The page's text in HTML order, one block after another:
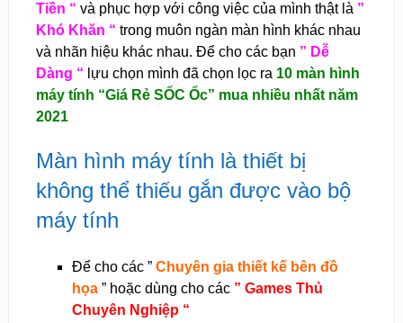
Tiền “ và phục hợp với công việc của mình thật là ”
Khó Khăn “ trong muôn ngàn màn hình khác nhau
và nhãn hiệu khác nhau. Để cho các bạn ” Dễ
Dàng “ lựu chọn mình đã chọn lọc ra 10 màn hình
máy tính “Giá Rẻ SỐC Ốc” mua nhiều nhất năm
2021
Màn hình máy tính là thiết bị
không thể thiếu gắn được vào bộ
máy tính
Để cho các ” Chuyên gia thiết kế bên đồ
họa ” hoặc dùng cho các ” Games Thủ
Chuyên Nghiệp “